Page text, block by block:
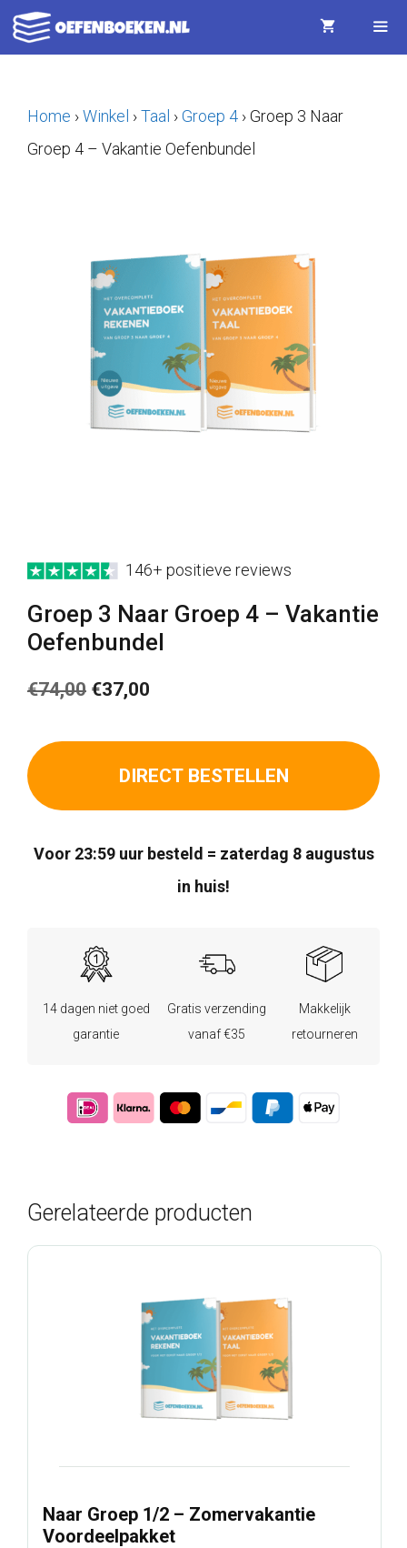
Ga
naar
inhoudHome ›Winkel ›Taal ›Groep 4 ›Groep 3 Naar
Groep 4 – Vakantie Oefenbundel
146+ positieve reviews
Groep 3 Naar Groep 4 – Vakantie
Oefenbundel
€74,00 Oorspronkelijke
was:
€37,00
is:
DIRECT BESTELLEN
Voor 23:59 uur besteld = zaterdag 8 augustus
in huis!
14 dagen niet goed
garantie
Gratis verzending
vanaf €35
Makkelijk
retourneren
Gerelateerde producten
Naar Groep 1/2 – Zomervakantie
Voordeelpakket